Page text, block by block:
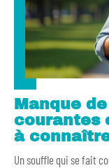
Manque
courantes
à
Un souffle qui se fait